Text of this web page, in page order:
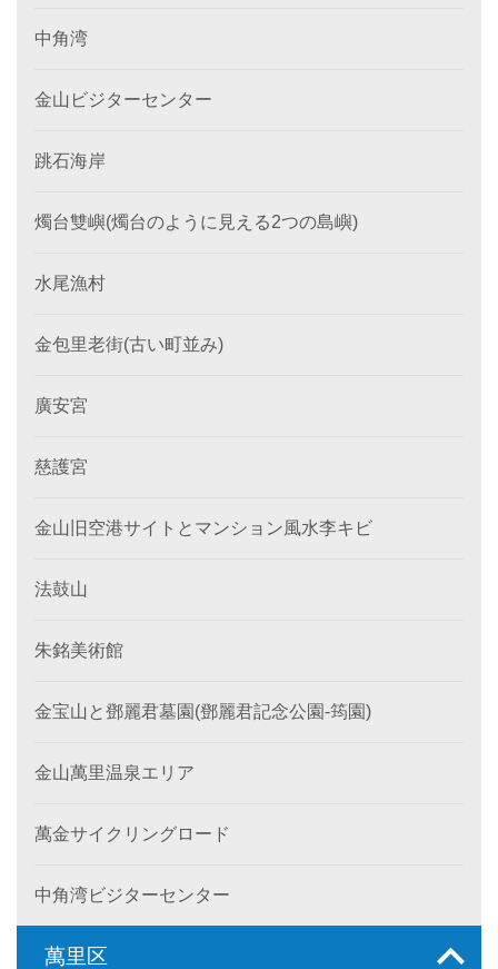
中角湾
金山ビジターセンター
跳石海岸
燭台雙嶼(燭台のように見える2つの島嶼)
水尾漁村
金包里老街(古い町並み)
廣安宮
慈護宮
金山旧空港サイトとマンション風水李キビ
法鼓山
朱銘美術館
金宝山と鄧麗君墓園(鄧麗君記念公園-筠園)
金山萬里温泉エリア
萬金サイクリングロード
中角湾ビジターセンター
萬里区